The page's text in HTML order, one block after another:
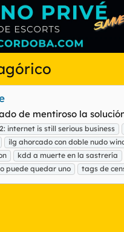
de mentiroso la
internet is still serious business
ilg ahorcado con doble nudo
kdd a muerte en la sastrería
puede quedar uno tags de